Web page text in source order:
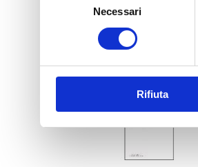
Necessari
Rifiuta